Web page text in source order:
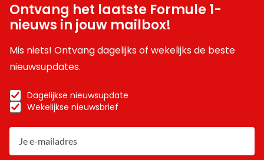
Ontvang het laatste Formule 1-
nieuws in jouw mailbox!
Mis niets! Ontvang dagelijks of wekelijks de beste
nieuwsupdates.
Dagelijkse nieuwsupdate
Wekelijkse nieuwsbrief